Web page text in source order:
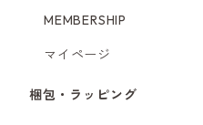
MEMBERSHIP
マイページ
梱包・ラッピング